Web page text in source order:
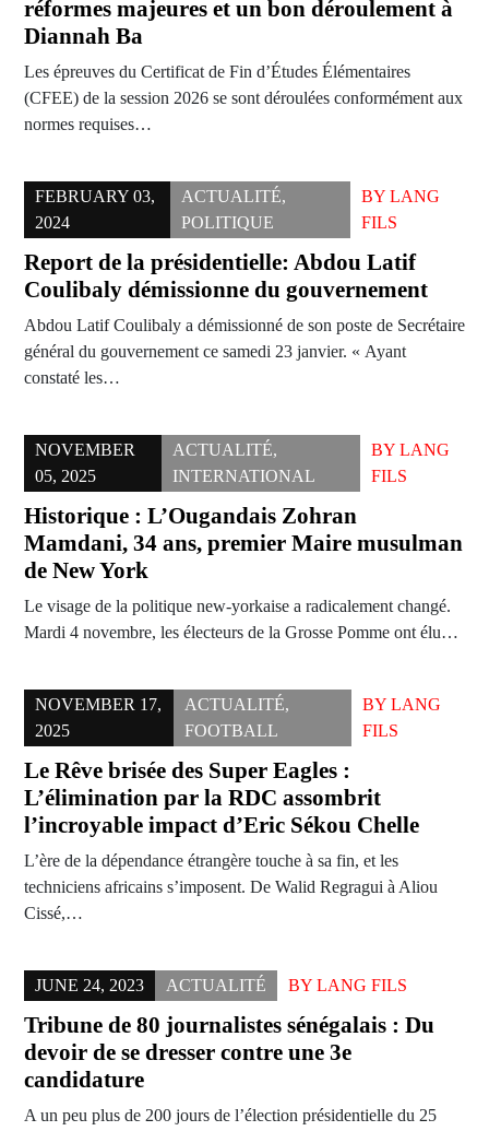
réformes majeures et un bon déroulement à
Diannah Ba
Les épreuves du Certificat de Fin d’Études Élémentaires
(CFEE) de la session 2026 se sont déroulées conformément aux
normes requises…
FEBRUARY 03,
2024
ACTUALITÉ,
POLITIQUE
BY LANG
FILS
Report de la présidentielle: Abdou Latif
Coulibaly démissionne du gouvernement
Abdou Latif Coulibaly a démissionné de son poste de Secrétaire
général du gouvernement ce samedi 23 janvier. « Ayant
constaté les…
NOVEMBER
05, 2025
ACTUALITÉ,
INTERNATIONAL
BY LANG
FILS
Historique : L’Ougandais Zohran
Mamdani, 34 ans, premier Maire musulman
de New York
Le visage de la politique new-yorkaise a radicalement changé.
Mardi 4 novembre, les électeurs de la Grosse Pomme ont élu…
NOVEMBER 17,
2025
ACTUALITÉ,
FOOTBALL
BYLANG
FILS
Le Rêve brisée des Super Eagles :
L’élimination par la RDC assombrit
l’incroyable impact d’Eric Sékou Chelle
L’ère de la dépendance étrangère touche à sa fin, et les
techniciens africains s’imposent. De Walid Regragui à Aliou
Cissé,…
JUNE 24, 2023 ACTUALITÉ BY LANG FILS
Tribune de 80 journalistes sénégalais : Du
devoir de se dresser contre une 3e
candidature
A un peu plus de 200 jours de l’élection présidentielle du 25